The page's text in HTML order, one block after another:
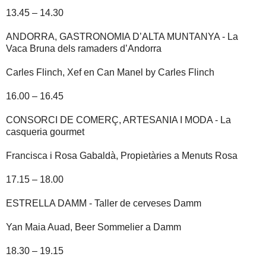
13.45 – 14.30
ANDORRA, GASTRONOMIA D’ALTA MUNTANYA - La
Vaca Bruna dels ramaders d’Andorra
Carles Flinch, Xef en Can Manel by Carles Flinch
16.00 – 16.45
CONSORCI DE COMERÇ, ARTESANIA I MODA - La
casqueria gourmet
Francisca i Rosa Gabaldà, Propietàries a Menuts Rosa
17.15 – 18.00
ESTRELLA DAMM - Taller de cerveses Damm
Yan Maia Auad, Beer Sommelier a Damm
18.30 – 19.15